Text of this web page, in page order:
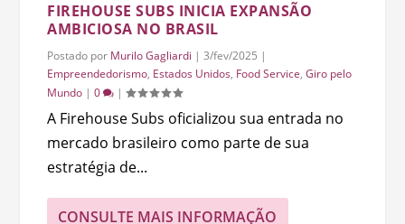
FIREHOUSE SUBS INICIA EXPANSÃO
AMBICIOSA NO BRASIL
Postado por Murilo Gagliardi |3/fev/2025 |
Empreendedorismo, Estados Unidos, Food Service,Giro pelo
Mundo |0 |
A Firehouse Subs oficializou sua entrada no
mercado brasileiro como parte de sua
estratégia de...
CONSULTE MAIS INFORMAÇÃO